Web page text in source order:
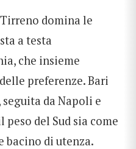
domina le
a testa
che insieme
preferenze. Bari
da Napoli e
peso del Sud sia come
bacino di utenza.